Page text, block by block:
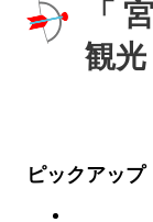
「
観
ピックアップ